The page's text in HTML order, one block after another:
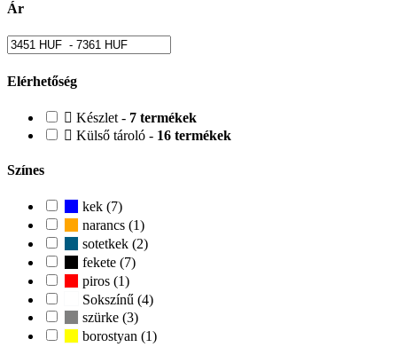
Ár
Elérhetőség
Készlet - 7 termékek
Külső tároló - 16 termékek
Színes
kek (7)
narancs (1)
sotetkek (2)
fekete (7)
piros (1)
Sokszínű (4)
szürke (3)
borostyan (1)